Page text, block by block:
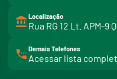
Localização
Rua RG 12 Lt. APM-9
Demais Telefones
Acessar lista
i